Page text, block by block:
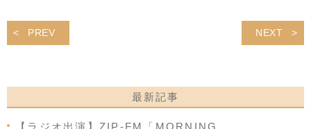
PREV NEXT
最新記事
【ラジオ出演】ZIP-FM「MORNING